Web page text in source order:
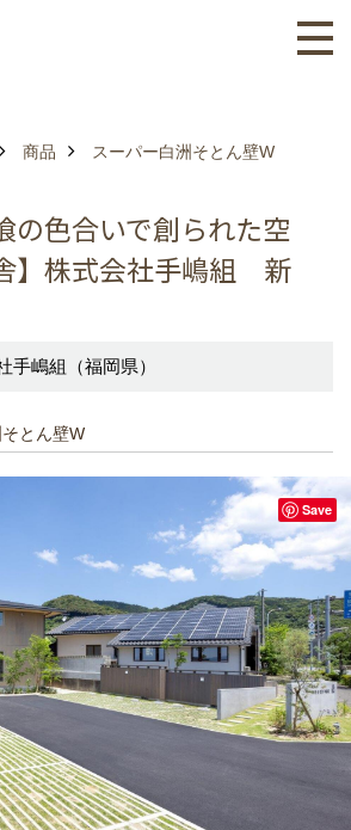
商品 スーパー白洲そとん壁W
の色合いで創られた空
】株式会社手嶋組 新
手嶋組（福岡県）
とん壁W
Save